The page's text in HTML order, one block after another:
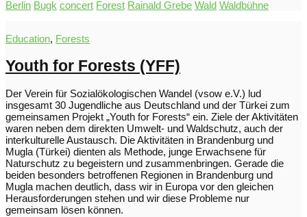
Berlin Bugk concert Forest Rainald Grebe Wald Waldbühne
Education, Forests
Youth for Forests (YFF)
Der Verein für Sozialökologischen Wandel (vsow e.V.) lud
insgesamt 30 Jugendliche aus Deutschland und der Türkei zum
gemeinsamen Projekt „Youth for Forests“ ein. Ziele der Aktivitäten
waren neben dem direkten Umwelt- und Waldschutz, auch der
interkulturelle Austausch. Die Aktivitäten in Brandenburg und
Mugla (Türkei) dienten als Methode, junge Erwachsene für
Naturschutz zu begeistern und zusammenbringen. Gerade die
beiden besonders betroffenen Regionen in Brandenburg und
Mugla machen deutlich, dass wir in Europa vor den gleichen
Herausforderungen stehen und wir diese Probleme nur
gemeinsam lösen können.